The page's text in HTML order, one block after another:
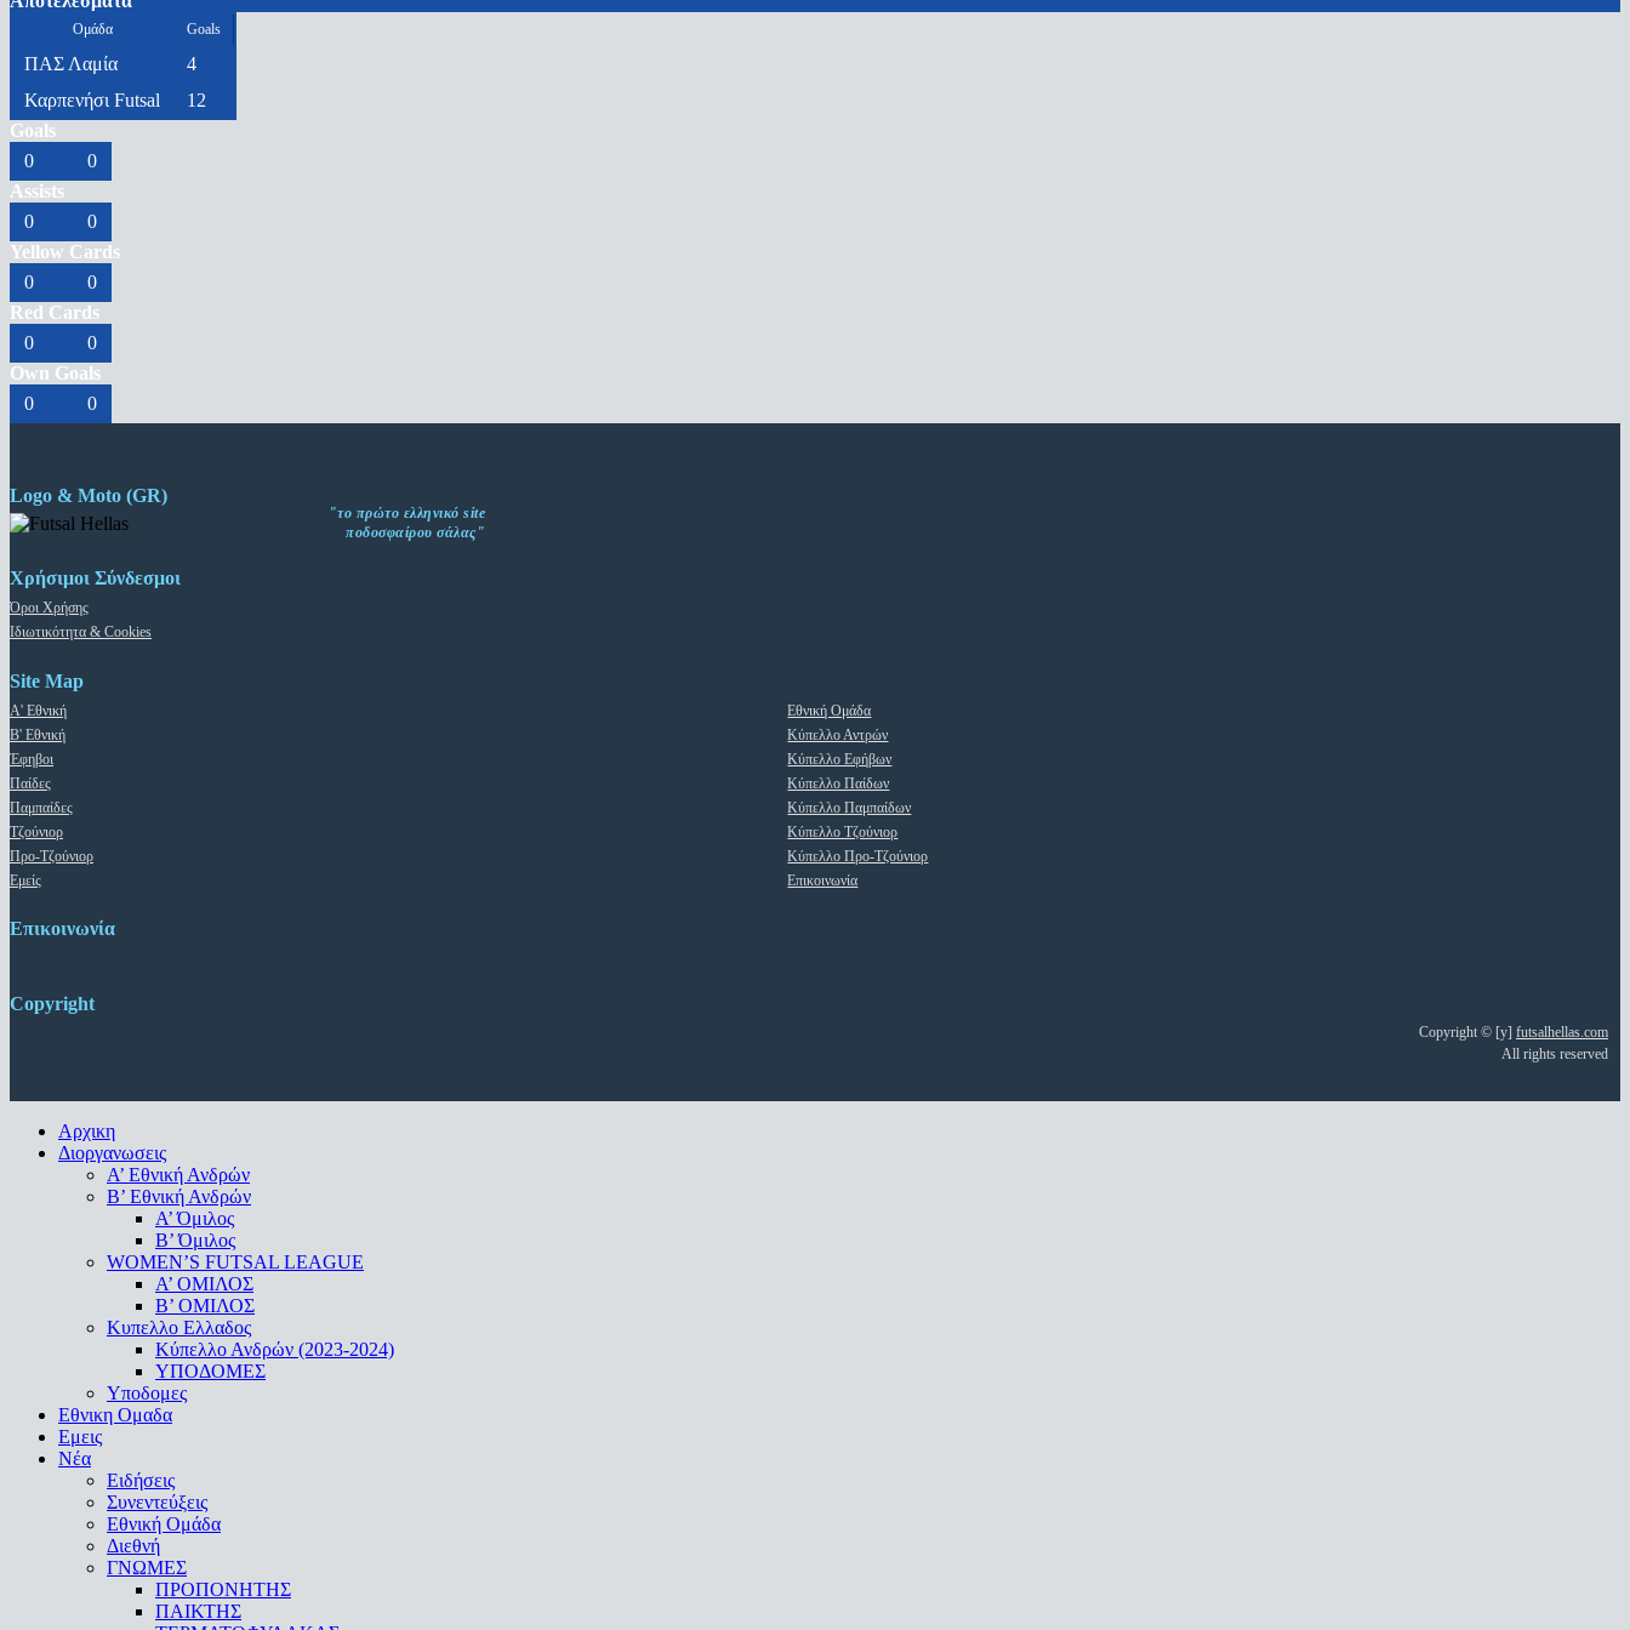
Ομάδα Goals
ΠΑΣ Λαμία
4
Καρπενήσι Futsal
12
Goals
0
0
Assists
0
0
Yellow Cards
0
0
Red Cards
0
0
Own Goals
0
0
Logo & Moto (GR)
"το πρώτο ελληνικό site
ποδοσφαίρου σάλας"
Χρήσιμοι Σύνδεσμοι
Όροι Χρήσης
Ιδιωτικότητα & Cookies
Site Map
Α' Εθνική
Β' Εθνική
Έφηβοι
Παίδες
Παμπαίδες
Τζούνιορ
Προ-Τζούνιορ
Εμείς
Εθνική Ομάδα
Κύπελλο Αντρών
Κύπελλο Εφήβων
Κύπελλο Παίδων
Κύπελλο Παμπαίδων
Κύπελλο Τζούνιορ
Κύπελλο Προ-Τζούνιορ
Επικοινωνία
Επικοινωνία
Copyright
Copyright © [y] futsalhellas.com
All rights reserved
Close
Menu
Αρχικη
Διοργανωσεις
Α’ Εθνική Ανδρών
Β’ Εθνική Ανδρών
A’ Όμιλος
Β’ Όμιλος
WOMEN’S FUTSAL LEAGUE
A’ ΟΜΙΛΟΣ
Β’ ΟΜΙΛΟΣ
Κυπελλο Ελλαδος
Κύπελλο Ανδρών (2023-2024)
ΥΠΟΔΟΜΕΣ
Υποδομες
Εθνικη Ομαδα
Εμεις
Νέα
Ειδήσεις
Συνεντεύξεις
Εθνική Ομάδα
Διεθνή
ΓΝΩΜΕΣ
ΠΡΟΠΟΝΗΤΗΣ
ΠΑΙΚΤΗΣ